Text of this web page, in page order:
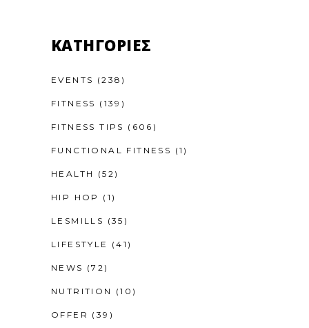
KΑΤΗΓΟΡΊΕΣ
EVENTS (238)
FITNESS (139)
FITNESS TIPS (606)
FUNCTIONAL FITNESS (1)
HEALTH (52)
HIP HOP (1)
LESMILLS (35)
LIFESTYLE (41)
NEWS (72)
NUTRITION (10)
OFFER (39)